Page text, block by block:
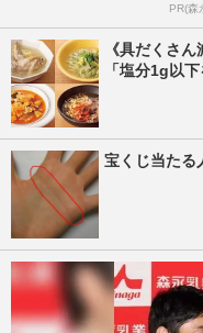
PR(森
《具だくさ
「塩分1g以
宝くじ当たる